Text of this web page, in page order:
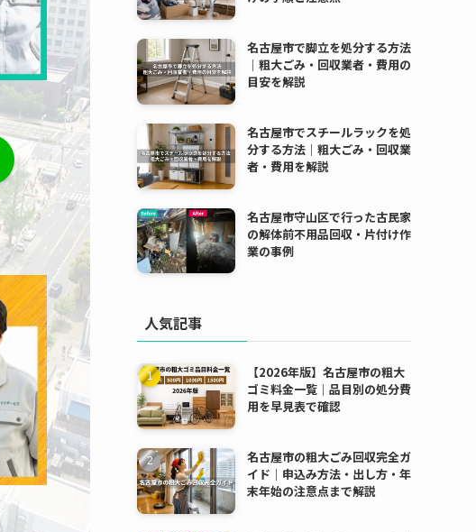
名古屋市で脚立を処分する方法
｜粗大ごみ・回収業者・費用の
目安を解説
名古屋市でスチールラックを処
分する方法｜粗大ごみ・回収業
者・費用を解説
名古屋市守山区で行った古民家
の解体前不用品回収・片付け作
業の事例
人気記事
【2026年版】名古屋市の粗大
ゴミ料金一覧｜品目別の処分費
用を早見表で確認
名古屋市の粗大ごみ回収完全ガ
イド｜申込み方法・出し方・年
末年始の注意点まで解説